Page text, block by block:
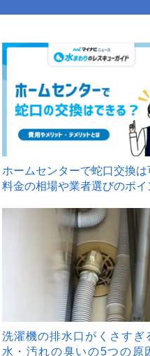
ホームセンターで蛇口交換は
料金の相場や業者選びのポイ
洗濯機の排水口がくさすぎ
水・汚れの臭いの5つの原